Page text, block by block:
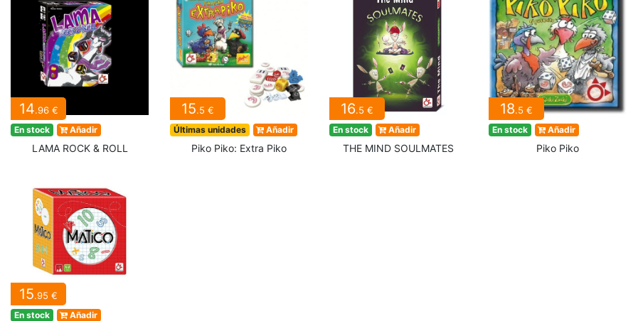
14.96 €
En stock Añadir
LAMA ROCK & ROLL
15.5 €
Últimas unidades Añadir
Piko Piko: Extra Piko
16.5 €
En stock Añadir
THE MIND SOULMATES
18.5 €
En stock Añadir
Piko Piko
15.95 €
En stock Añadir